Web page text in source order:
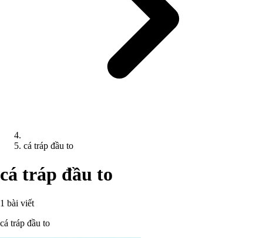
cá tráp đầu to
cá tráp đầu to
1 bài viết
cá tráp đầu to